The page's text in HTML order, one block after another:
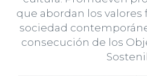
que abordan los
sociedad
consecución de los